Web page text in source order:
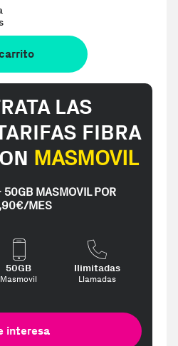
LAS
FIBRA
MASMOVIL
MASMOVIL POR
MES
50GB
Masmovil
Ilimitadas
Llamadas
interesa